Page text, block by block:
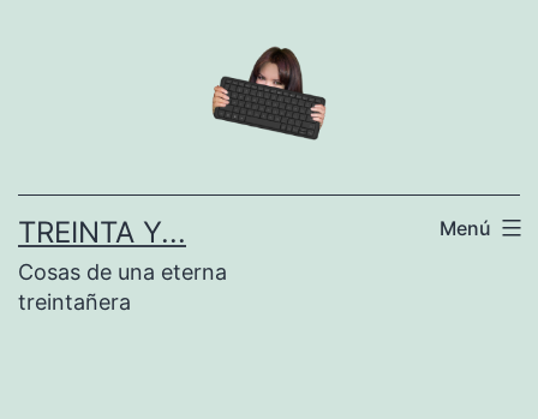
TREINTA Y...
Cosas de una eterna
treintañera
Menú